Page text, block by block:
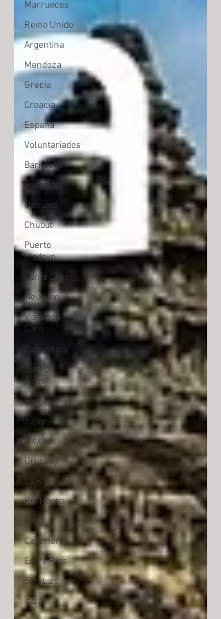
Marruecos
Reino Unido
Argentina
Mendoza
Grecia
Croacia
España
Voluntariados
Bariloche
Portugal
Ushuaia
Chubut
Puerto
Madryn
Santa Cruz
Neuquén
Viajá con
Caro
Corrientes
Buenos
Aires
San Juan
Jujuy
México
Uruguay
La Rioja
Río Negro
Salta
Catamarca
Entre Rios
San Luis
ibiza